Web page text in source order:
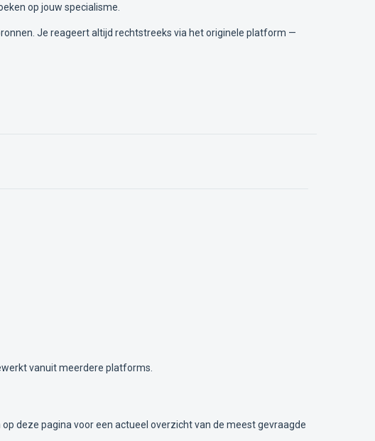
op jouw specialisme.
Je reageert altijd rechtstreeks via het originele platform —
vanuit meerdere platforms.
deze pagina voor een actueel overzicht van de meest gevraagde